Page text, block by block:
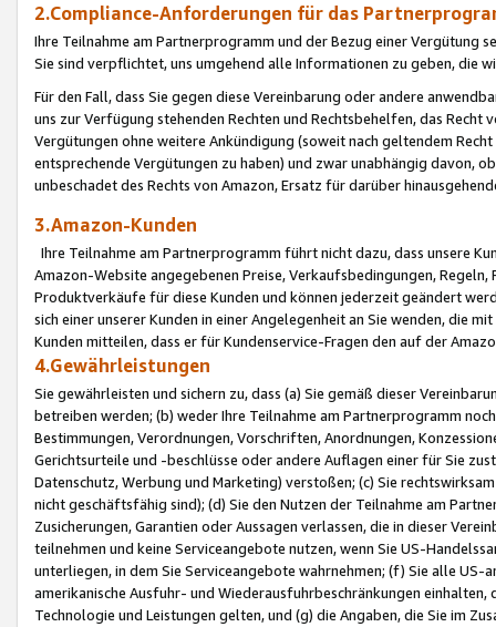
2.Compliance-Anforderungen für das
Ihre Teilnahme am Partnerprogramm und der Bezug einer Vergütung
Sie sind verpflichtet, uns umgehend alle Informationen zu geben, die
Für den Fall, dass Sie gegen diese Vereinbarung oder andere
uns zur Verfügung stehenden Rechten und Rechtsbehelfen, das
Vergütungen ohne weitere Ankündigung (soweit nach geltendem
entsprechende Vergütungen zu haben) und zwar unabhängig davon,
unbeschadet des Rechts von Amazon, Ersatz für darüber
3.Amazon-Kunden
Ihre Teilnahme am Partnerprogramm führt nicht dazu, dass unsere
Amazon-Website angegebenen Preise, Verkaufsbedingungen,
Produktverkäufe für diese Kunden und können jederzeit geändert
sich einer unserer Kunden in einer Angelegenheit an Sie wenden, die
Kunden mitteilen, dass er für Kundenservice-Fragen den auf der
4.Gewährleistungen
Sie gewährleisten und sichern zu, dass (a) Sie gemäß dieser
betreiben werden; (b) weder Ihre Teilnahme am Partnerprogramm
Bestimmungen, Verordnungen, Vorschriften, Anordnungen,
Gerichtsurteile und -beschlüsse oder andere Auflagen einer für Sie
Datenschutz, Werbung und Marketing) verstoßen; (c) Sie
nicht geschäftsfähig sind); (d) Sie den Nutzen der Teilnahme am
Zusicherungen, Garantien oder Aussagen verlassen, die in dieser
teilnehmen und keine Serviceangebote nutzen, wenn Sie US-
unterliegen, in dem Sie Serviceangebote wahrnehmen; (f) Sie alle
amerikanische Ausfuhr- und Wiederausfuhrbeschränkungen
Technologie und Leistungen gelten, und (g) die Angaben, die Sie im